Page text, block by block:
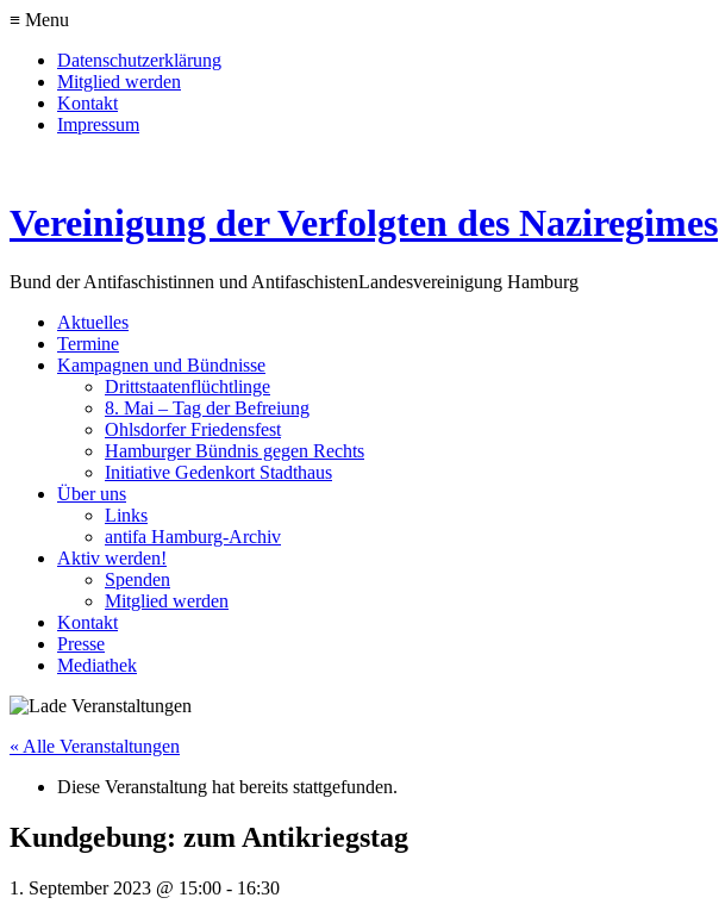
≡ Menu
Datenschutzerklärung
Mitglied werden
Kontakt
Impressum
Vereinigung der Verfolgten des Naziregimes
Bund der Antifaschistinnen und AntifaschistenLandesvereinigung Hamburg
Aktuelles
Termine
Kampagnen und Bündnisse
Drittstaatenflüchtlinge
8. Mai – Tag der Befreiung
Ohlsdorfer Friedensfest
Hamburger Bündnis gegen Rechts
Initiative Gedenkort Stadthaus
Über uns
Links
antifa Hamburg-Archiv
Aktiv werden!
Spenden
Mitglied werden
Kontakt
Presse
Mediathek
« Alle Veranstaltungen
Diese Veranstaltung hat bereits stattgefunden.
Kundgebung: zum Antikriegstag
1. September 2023 @ 15:00 - 16:30